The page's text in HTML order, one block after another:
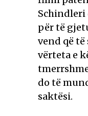
Schindleri
për të
vend që të
vërteta e
do të
saktësi.